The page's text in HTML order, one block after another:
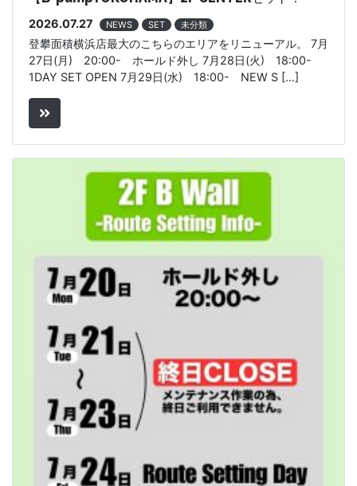
2026.07.27 NEWS SET 未分類
登攀面積横浜店最大のこちらのエリアをリニューアル。 7月
27日(月) 20:00- ホールド外し 7月28日(火) 18:00-
1DAY SET OPEN 7月29日(水) 18:00- NEW S […]